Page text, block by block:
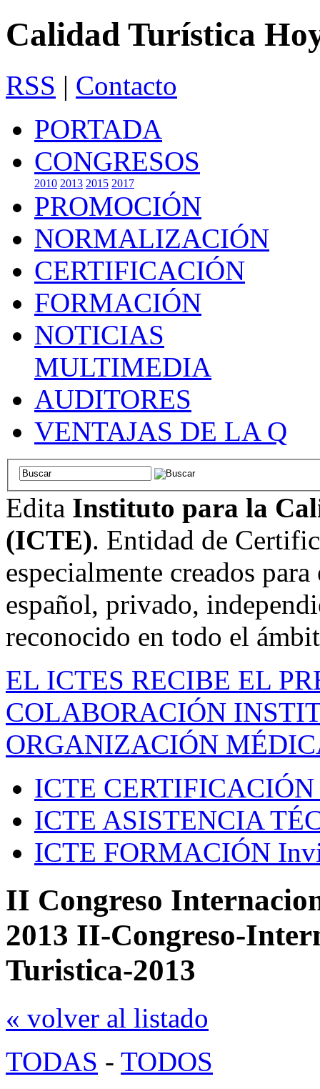
Calidad Turística
RSS | Contacto
PORTADA
CONGRESOS
2010 2013 2015 2017
PROMOCIÓN
NORMALIZACIÓN
CERTIFICACIÓN
FORMACIÓN
NOTICIAS
MULTIMEDIA
AUDITORES
VENTAJAS DE LA Q
Edita Instituto para la
(ICTE). Entidad de
especialmente creados
español, privado,
reconocido en todo el
EL ICTES RECIBE EL
COLABORACIÓN
ORGANIZACIÓN
ICTE CERTIFICACIÓN
ICTE ASISTENCIA
ICTE FORMACIÓN
II Congreso
2013 II-Congreso-
Turistica-2013
« volver al listado
TODAS - TODOS